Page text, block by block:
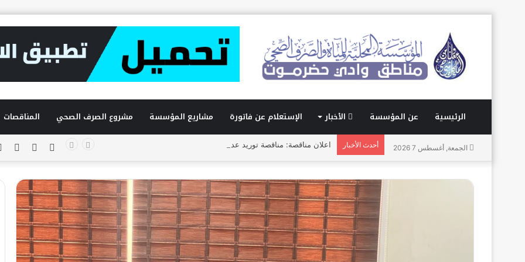
الرئيسية عن المؤسسة الأخبار الإستعلام عن فاتورة مشاريع المؤسسة مشروع الصرف الصحي المناقصات
الجمعة, أغسطس 7 2026 أحدث الأخبار اعلان مناقصة: مناقصة توريد عدادات المياه حجم 1/2 ه تويترفيسبوك